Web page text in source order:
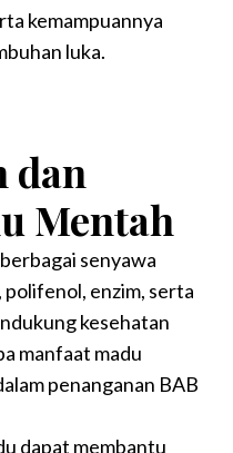
kemampuannya
luka.
dan
Mentah
senyawa
enzim, serta
kesehatan
manfaat madu
penanganan BAB
dapat membantu